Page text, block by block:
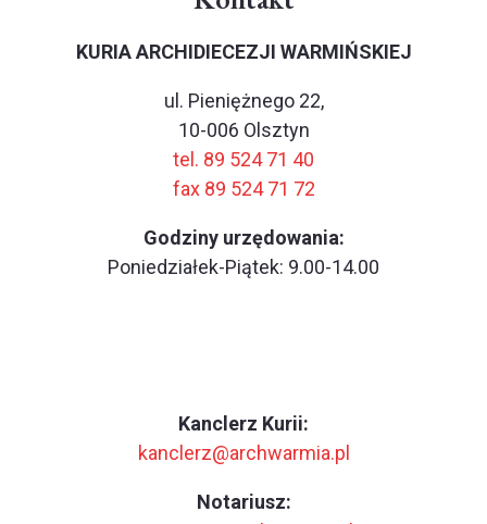
KURIA ARCHIDIECEZJI WARMIŃSKIEJ
ul. Pieniężnego 22,
10-006 Olsztyn
tel. 89 524 71 40
fax 89 524 71 72
Godziny urzędowania:
Poniedziałek-Piątek: 9.00-14.00
Kanclerz Kurii:
kanclerz@archwarmia.pl
Notariusz: